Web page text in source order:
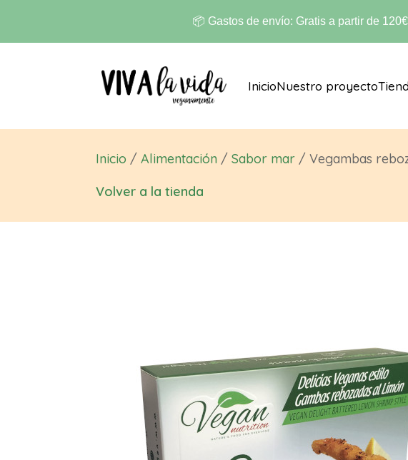
📦 Gastos de envío: Gratis a partir de
InicioNuestro proyecto
Inicio /Alimentación /Sabor mar / Vegambas
Volver a la tienda